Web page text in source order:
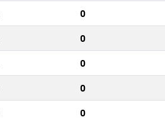
0
0
0
0
0